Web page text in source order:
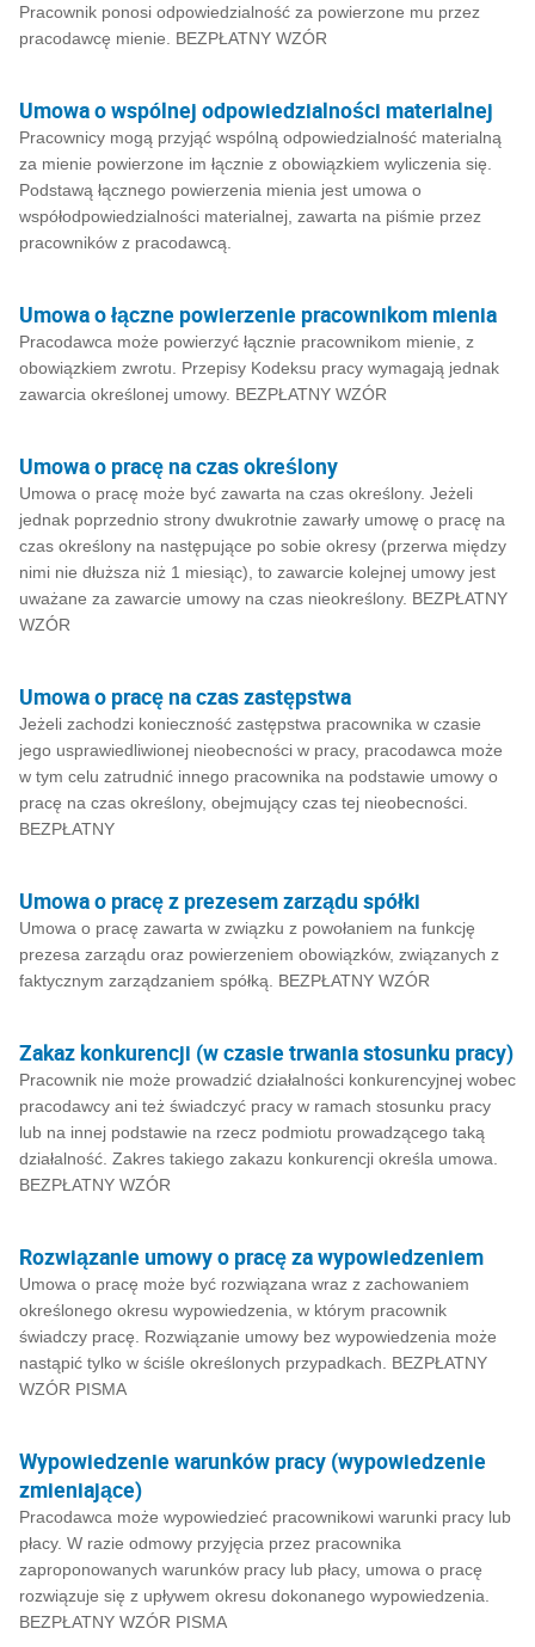
Pracownik ponosi odpowiedzialność za powierzone mu przez
pracodawcę mienie. BEZPŁATNY WZÓR
Umowa o wspólnej odpowiedzialności materialnej
Pracownicy mogą przyjąć wspólną odpowiedzialność materialną
za mienie powierzone im łącznie z obowiązkiem wyliczenia się.
Podstawą łącznego powierzenia mienia jest umowa o
współodpowiedzialności materialnej, zawarta na piśmie przez
pracowników z pracodawcą.
Umowa o łączne powierzenie pracownikom mienia
Pracodawca może powierzyć łącznie pracownikom mienie, z
obowiązkiem zwrotu. Przepisy Kodeksu pracy wymagają jednak
zawarcia określonej umowy. BEZPŁATNY WZÓR
Umowa o pracę na czas określony
Umowa o pracę może być zawarta na czas określony. Jeżeli
jednak poprzednio strony dwukrotnie zawarły umowę o pracę na
czas określony na następujące po sobie okresy (przerwa między
nimi nie dłuższa niż 1 miesiąc), to zawarcie kolejnej umowy jest
uważane za zawarcie umowy na czas nieokreślony. BEZPŁATNY
WZÓR
Umowa o pracę na czas zastępstwa
Jeżeli zachodzi konieczność zastępstwa pracownika w czasie
jego usprawiedliwionej nieobecności w pracy, pracodawca może
w tym celu zatrudnić innego pracownika na podstawie umowy o
pracę na czas określony, obejmujący czas tej nieobecności.
BEZPŁATNY
Umowa o pracę z prezesem zarządu spółki
Umowa o pracę zawarta w związku z powołaniem na funkcję
prezesa zarządu oraz powierzeniem obowiązków, związanych z
faktycznym zarządzaniem spółką. BEZPŁATNY WZÓR
Zakaz konkurencji (w czasie trwania stosunku pracy)
Pracownik nie może prowadzić działalności konkurencyjnej wobec
pracodawcy ani też świadczyć pracy w ramach stosunku pracy
lub na innej podstawie na rzecz podmiotu prowadzącego taką
działalność. Zakres takiego zakazu konkurencji określa umowa.
BEZPŁATNY WZÓR
Rozwiązanie umowy o pracę za wypowiedzeniem
Umowa o pracę może być rozwiązana wraz z zachowaniem
określonego okresu wypowiedzenia, w którym pracownik
świadczy pracę. Rozwiązanie umowy bez wypowiedzenia może
nastąpić tylko w ściśle określonych przypadkach. BEZPŁATNY
WZÓR PISMA
Wypowiedzenie warunków pracy (wypowiedzenie
zmieniające)
Pracodawca może wypowiedzieć pracownikowi warunki pracy lub
płacy. W razie odmowy przyjęcia przez pracownika
zaproponowanych warunków pracy lub płacy, umowa o pracę
rozwiązuje się z upływem okresu dokonanego wypowiedzenia.
BEZPŁATNY WZÓR PISMA